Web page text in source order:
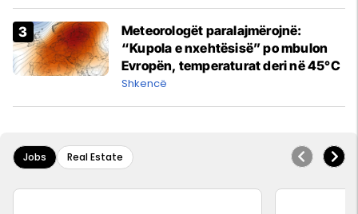
Meteorologët paralajmërojnë:
“Kupola e nxehtësisë” po mbulon
Evropën, temperaturat deri në 45°C
Shkencë
Jobs Real Estate